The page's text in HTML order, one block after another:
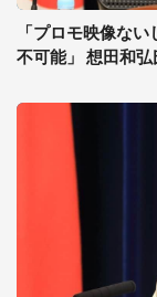
「プロモ映像な
不可能」 想田和